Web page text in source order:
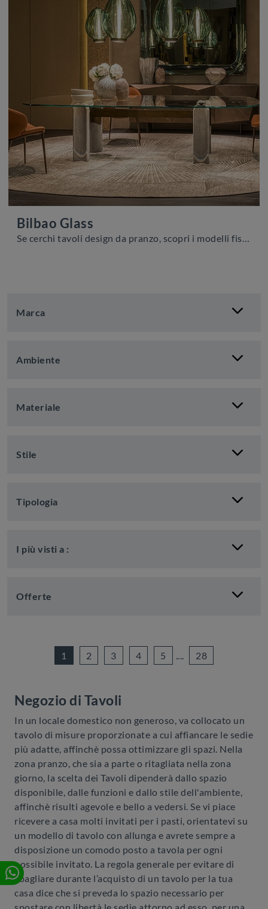
Marca
Ambiente
Materiale
Stile
Tipologia
I più visti a :
Offerte
Bilbao Glass
Se cerchi tavoli design da pranzo, scopri i modelli fissi di Cattelan Italia: clicca e scopri il modello Bilbao Glass in vetro.
1 2 3 4 5 .... 28
Negozio di Tavoli
In un locale domestico non generoso, va collocato un
tavolo di misure proporzionate a cui affiancare le sedie
più adatte, affinchè possa ottimizzare gli spazi. Nella
zona pranzo, che sia a parte o ritagliata nella zona
giorno, la scelta dei Tavoli dipenderà dallo spazio
disponibile, dalle funzioni e dallo stile dell'ambiente,
affinchè risulti agevole e bello a vedersi. Se vi piace
ricevere a casa molti invitati per i pasti, orientatevi su
un modello di tavolo con allunga e avrete sempre a
disposizione un comodo posto a tavola per ogni
possibile invitato. La regola generale per evitare di
sbagliare durante l’acquisto di un tavolo per la tua
casa dice che si preveda lo spazio necessario per